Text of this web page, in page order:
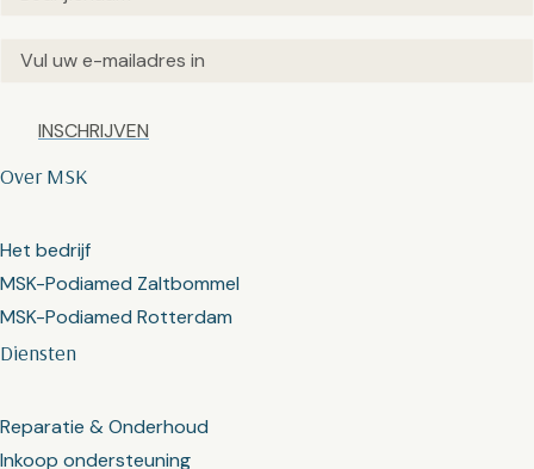
Diensten
Reparatie & Onderhoud
Inkoop ondersteuning
Over MSK
Het bedrijf
MSK-Podiamed Zaltbommel
MSK-Podiamed Rotterdam
Email(Vereist)
Captcha